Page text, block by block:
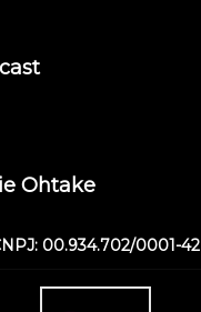
Ohtake
00.934.702/0001-42